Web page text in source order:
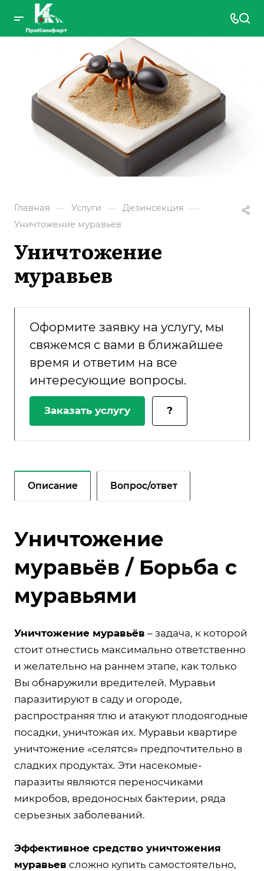
Главная — Услуги — Дезинсекция —
Уничтожение муравьев
Уничтожение
муравьев
Оформите заявку на услугу, мы
свяжемся с вами в ближайшее
время и ответим на все
интересующие вопросы.
Заказать услугу ?
Описание Вопрос/ответ
Уничтожение
муравьёв / Борьба с
муравьями
Уничтожение муравьёв – задача, к которой
стоит отнестись максимально ответственно
и желательно на раннем этапе, как только
Вы обнаружили вредителей. Муравьи
паразитируют в саду и огороде,
распространяя тлю и атакуют плодоягодные
посадки, уничтожая их. Муравьи квартире
уничтожение «селятся» предпочтительно в
сладких продуктах. Эти насекомые-
паразиты являются переносчиками
микробов, вредоносных бактерии, ряда
серьезных заболеваний.
Эффективное средство уничтожения
муравьев сложно купить самостоятельно,